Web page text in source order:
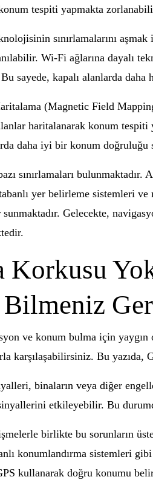
tespiti yapmakta
sınırlamalarını
Wi-Fi ağlarına dayalı
Bu sayede, kapalı alanlarda
(Magnetic Field
haritalanarak konum
daha iyi bir konum doğruluğu
sınırlamaları
yer belirleme sistemleri ve
Gelecekte,
Bilmeniz
ve konum bulma için
karşılaşabilirsiniz. Bu yazıda,
binaların veya diğer
etkileyebilir. Bu
birlikte bu sorunların
konumlandırma sistemleri
kullanarak doğru konumu